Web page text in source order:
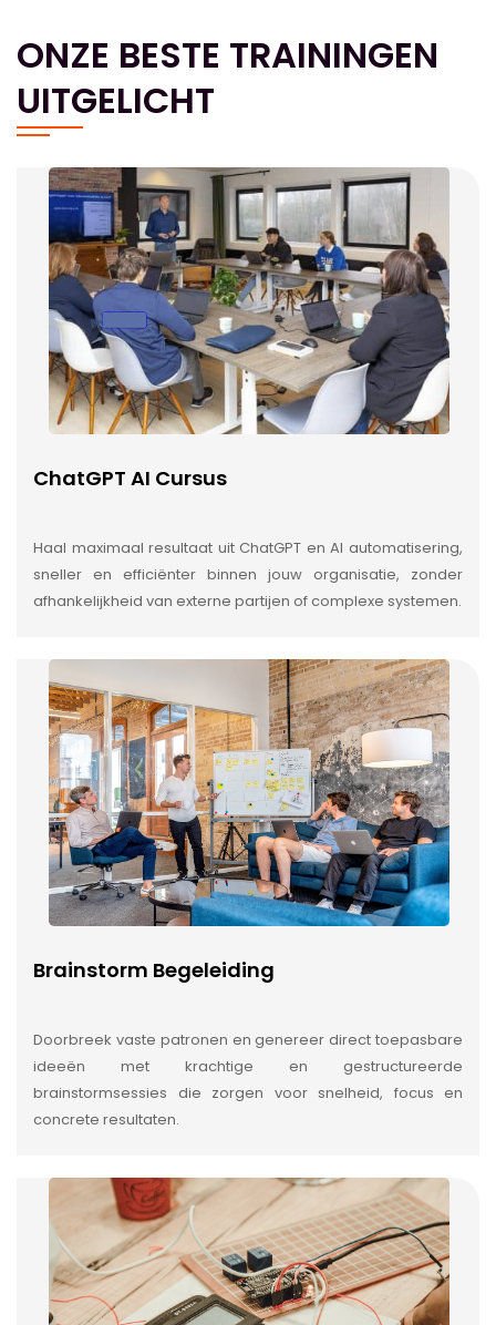
ONZE BESTE TRAININGEN
UITGELICHT
ChatGPT AI Cursus
Haal maximaal resultaat uit ChatGPT en AI automatisering,
sneller en efficiënter binnen jouw organisatie, zonder
afhankelijkheid van externe partijen of complexe systemen.
Brainstorm Begeleiding
Doorbreek vaste patronen en genereer direct toepasbare
ideeën met krachtige en gestructureerde
brainstormsessies die zorgen voor snelheid, focus en
concrete resultaten.